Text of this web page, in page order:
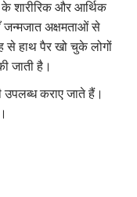
के शारीरिक और आर्थिक
जन्मजात अक्षमताओं से
से हाथ पैर खो चुके लोगों
जाती है।
कराए जाते हैं।